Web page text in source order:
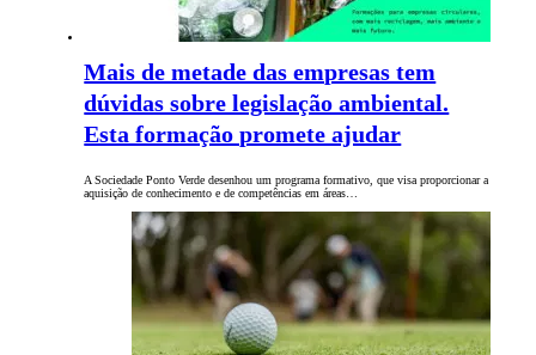
Mais de metade das empresas tem
dúvidas sobre legislação ambiental.
Esta formação promete ajudar
A Sociedade Ponto Verde desenhou um programa formativo, que visa proporcionar a
aquisição de conhecimento e de competências em áreas…